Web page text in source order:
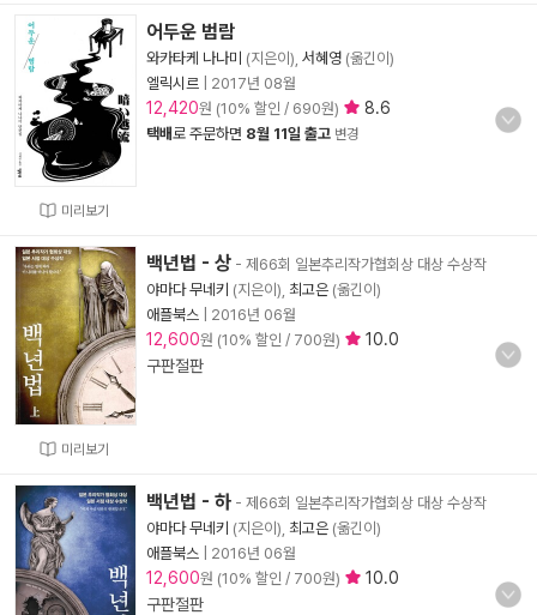
미리보기
어두운 범람
와카타케 나나미 (지은이), 서혜영 (옮긴이)
엘릭시르
2017년 08월
12,420원 (10% 할인 / 690원) 8.6
택배로 주문하면 8월 11일 출고 변경
미리보기
백년법 - 상 - 제66회 일본추리작가협회상 대상 수상작
야마다 무네키 (지은이), 최고은 (옮긴이)
애플북스
2016년 06월
12,600원 (10% 할인 / 700원)
10.0
구판절판
백년법 - 하 - 제66회 일본추리작가협회상 대상 수상작
야마다 무네키 (지은이), 최고은 (옮긴이)
애플북스
2016년 06월
12,600원 (10% 할인 / 700원)
10.0
구판절판